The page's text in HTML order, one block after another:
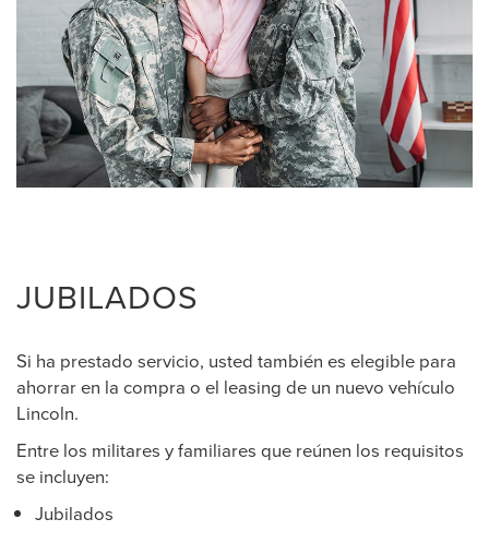
JUBILADOS
Si ha prestado servicio, usted también es elegible para
ahorrar en la compra o el leasing de un nuevo vehículo
Lincoln.
Entre los militares y familiares que reúnen los requisitos
se incluyen:
Jubilados